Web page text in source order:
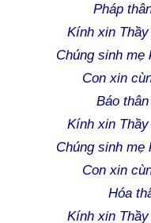
Pháp
Kính xin
Chúng sinh mẹ
Con xin
Báo
Kính xin
Chúng sinh mẹ
Con xin
Hóa
Kính xin